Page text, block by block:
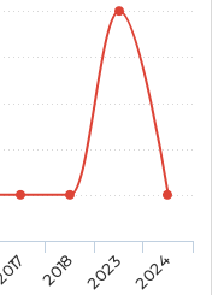
2018 2023 2024